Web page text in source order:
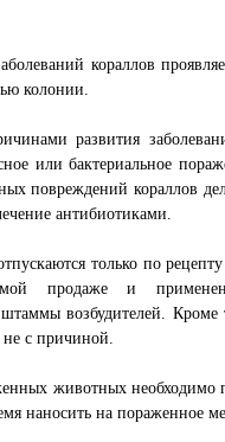
кораллов
колонии.
развития
или бактериальное
повреждений кораллов
антибиотиками.
только по
продаже и
возбудителей. Кроме
с причиной.
животных необходимо
наносить на пораженное